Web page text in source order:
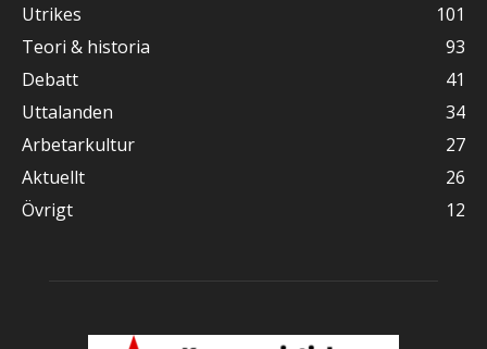
Utrikes
101
Teori & historia
93
Debatt
41
Uttalanden
34
Arbetarkultur
27
Aktuellt
26
Övrigt
12